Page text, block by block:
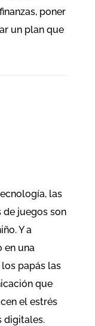
poner
un plan que
las
de juegos son
Y a
en una
papás las
que
el estrés
digitales.